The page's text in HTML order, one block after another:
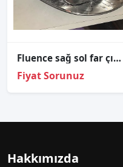
Fluence sağ sol far çıkma
Fiyat Sorunuz
Hakkımızda